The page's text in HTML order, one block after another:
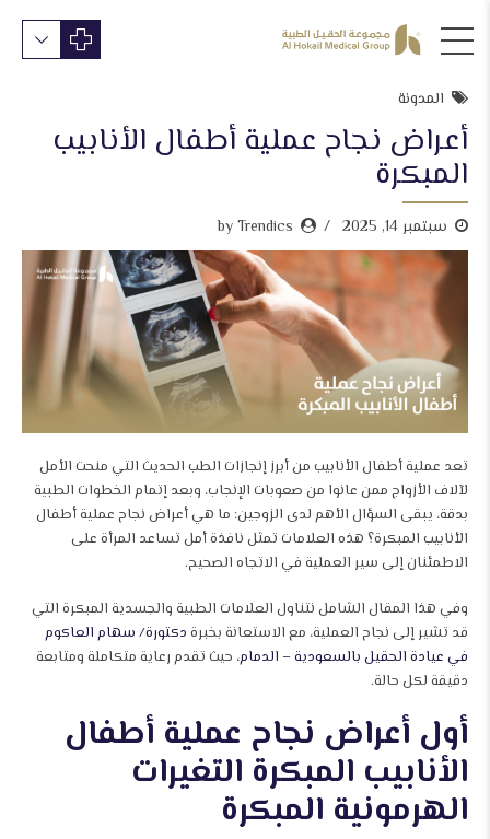
المدونة
أعراض نجاح عملية أطفال الأنابيب
المبكرة
سبتمبر 14, 2025 by Trendics
تعد عملية أطفال الأنابيب من أبرز إنجازات الطب الحديث التي منحت الأمل
لآلاف الأزواج ممن عانوا من صعوبات الإنجاب، وبعد إتمام الخطوات الطبية
بدقة، يبقى السؤال الأهم لدى الزوجين: ما هي أعراض نجاح عملية أطفال
الأنابيب المبكرة؟ هذه العلامات تمثل نافذة أمل تساعد المرأة على
الاطمئنان إلى سير العملية في الاتجاه الصحيح.
وفي هذا المقال الشامل نتناول العلامات الطبية والجسدية المبكرة التي
قد تشير إلى نجاح العملية، مع الاستعانة بخبرة دكتورة/ سهام العاكوم
في عيادة الحقيل بالسعودية – الدمام، حيث تقدم رعاية متكاملة ومتابعة
دقيقة لكل حالة.
أول أعراض نجاح عملية أطفال
الأنابيب المبكرة التغيرات
الهرمونية المبكرة